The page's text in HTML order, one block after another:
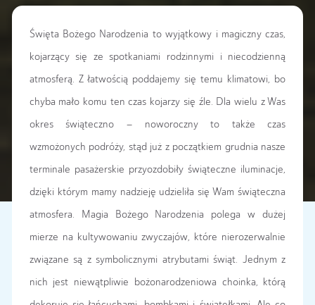
Święta Bożego Narodzenia to wyjątkowy i magiczny czas,
kojarzący się ze spotkaniami rodzinnymi i niecodzienną
atmosferą. Z łatwością poddajemy się temu klimatowi, bo
chyba mało komu ten czas kojarzy się źle. Dla wielu z Was
okres świąteczno – noworoczny to także czas
wzmożonych podróży, stąd już z początkiem grudnia nasze
terminale pasażerskie przyozdobiły świąteczne iluminacje,
dzięki którym mamy nadzieję udzieliła się Wam świąteczna
atmosfera. Magia Bożego Narodzenia polega w dużej
mierze na kultywowaniu zwyczajów, które nierozerwalnie
związane są z symbolicznymi atrybutami świąt. Jednym z
nich jest niewątpliwie bożonarodzeniowa choinka, którą